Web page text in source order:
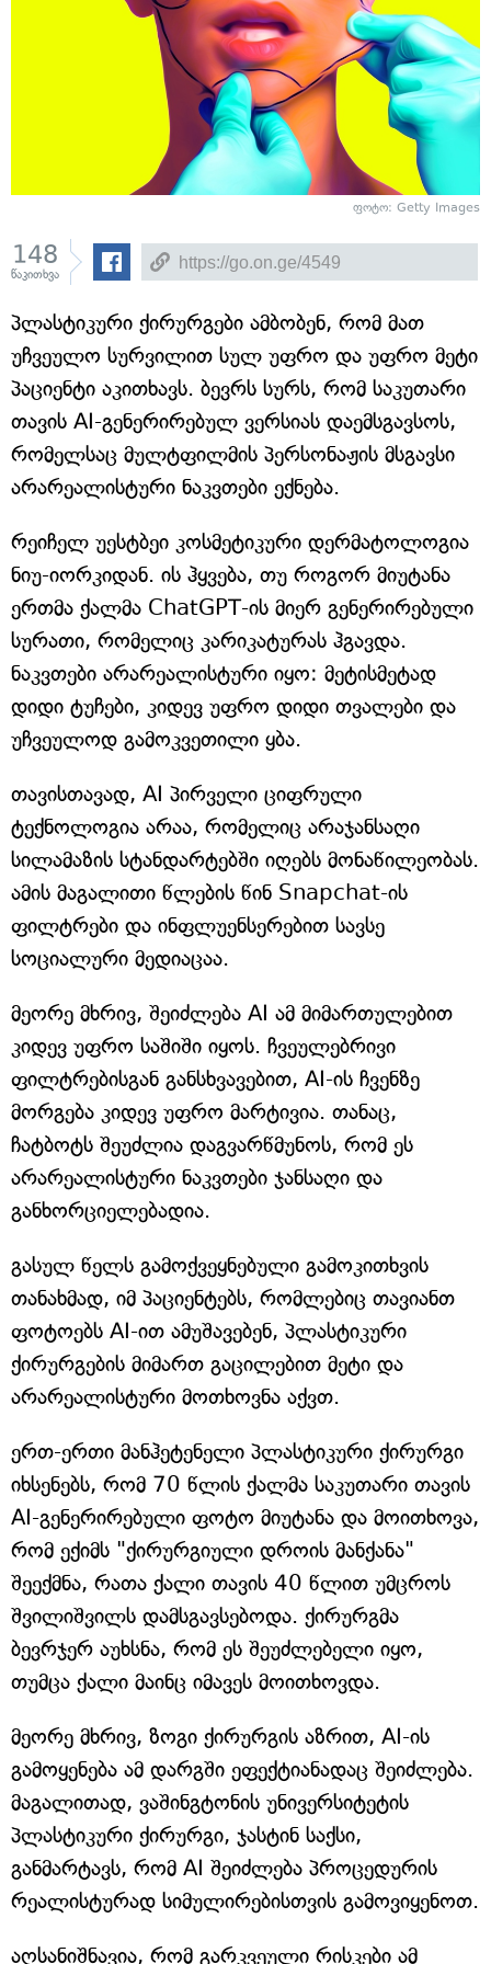
ფოტო: Getty Images
148
წაკითხვა
პლასტიკური ქირურგები ამბობენ, რომ მათ
უჩვეულო სურვილით სულ უფრო და უფრო მეტი
პაციენტი აკითხავს. ბევრს სურს, რომ საკუთარი
თავის AI-გენერირებულ ვერსიას დაემსგავსოს,
რომელსაც მულტფილმის პერსონაჟის მსგავსი
არარეალისტური ნაკვთები ექნება.
რეიჩელ უესტბეი კოსმეტიკური დერმატოლოგია
ნიუ-იორკიდან. ის ჰყვება, თუ როგორ მიუტანა
ერთმა ქალმა ChatGPT-ის მიერ გენერირებული
სურათი, რომელიც კარიკატურას ჰგავდა.
ნაკვთები არარეალისტური იყო: მეტისმეტად
დიდი ტუჩები, კიდევ უფრო დიდი თვალები და
უჩვეულოდ გამოკვეთილი ყბა.
თავისთავად, AI პირველი ციფრული
ტექნოლოგია არაა, რომელიც არაჯანსაღი
სილამაზის სტანდარტებში იღებს მონაწილეობას.
ამის მაგალითი წლების წინ Snapchat-ის
ფილტრები და ინფლუენსერებით სავსე
სოციალური მედიაცაა.
მეორე მხრივ, შეიძლება AI ამ მიმართულებით
კიდევ უფრო საშიში იყოს. ჩვეულებრივი
ფილტრებისგან განსხვავებით, AI-ის ჩვენზე
მორგება კიდევ უფრო მარტივია. თანაც,
ჩატბოტს შეუძლია დაგვარწმუნოს, რომ ეს
არარეალისტური ნაკვთები ჯანსაღი და
განხორციელებადია.
გასულ წელს გამოქვეყნებული გამოკითხვის
თანახმად, იმ პაციენტებს, რომლებიც თავიანთ
ფოტოებს AI-ით ამუშავებენ, პლასტიკური
ქირურგების მიმართ გაცილებით მეტი და
არარეალისტური მოთხოვნა აქვთ.
ერთ-ერთი მანჰეტენელი პლასტიკური ქირურგი
იხსენებს, რომ 70 წლის ქალმა საკუთარი თავის
AI-გენერირებული ფოტო მიუტანა და მოითხოვა,
რომ ექიმს "ქირურგიული დროის მანქანა"
შეექმნა, რათა ქალი თავის 40 წლით უმცროს
შვილიშვილს დამსგავსებოდა. ქირურგმა
ბევრჯერ აუხსნა, რომ ეს შეუძლებელი იყო,
თუმცა ქალი მაინც იმავეს მოითხოვდა.
მეორე მხრივ, ზოგი ქირურგის აზრით, AI-ის
გამოყენება ამ დარგში ეფექტიანადაც შეიძლება.
მაგალითად, ვაშინგტონის უნივერსიტეტის
პლასტიკური ქირურგი, ჯასტინ საქსი,
განმარტავს, რომ AI შეიძლება პროცედურის
რეალისტურად სიმულირებისთვის გამოვიყენოთ.
აღსანიშნავია, რომ გარკვეული რისკები ამ